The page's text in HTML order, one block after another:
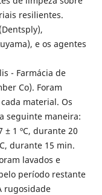
resilientes.
e os agentes
- Farmácia de
Co). Foram
material. Os
seguinte maneira:
± 1 ºC, durante 20
durante 15 min.
lavados e
período restante
rugosidade